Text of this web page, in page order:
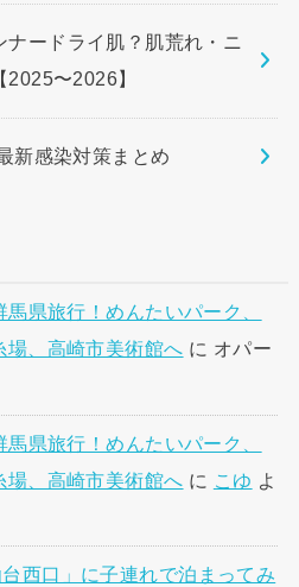
ナードライ肌？肌荒れ・ニ
〜2026】
新感染対策まとめ
県旅行！めんたいパーク、
場、高崎市美術館へ に オパー
県旅行！めんたいパーク、
場、高崎市美術館へ に こゆ よ
西口」に子連れで泊まってみ